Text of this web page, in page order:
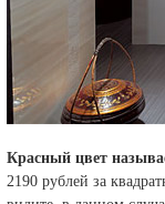
Красный цвет
2190 рублей за